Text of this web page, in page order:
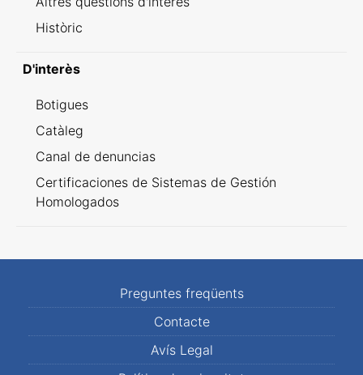
Històric
D'interès
Botigues
Catàleg
Canal de denuncias
Certificaciones de Sistemas de Gestión
Homologados
Preguntes freqüents
Contacte
Avís Legal